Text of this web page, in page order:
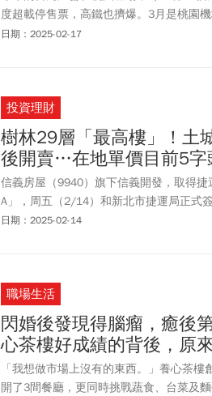
度超載停售票，高鐵也擠爆。3月是桃園
價也被帶動。台灣房屋集團根據內政部實
日期：2025-02-17
投資理財
樹林29層「最高樓」！土
後開賣…在地單價目前5字
信義房屋（9940）旗下信義開發，取得
A」，周五（2/14）和新北市捷運局正式
下5層，總樓板面積約6300坪的
因開案後的市況而決定。目前樹林大廈一
日期：2025-02-14
職場生活
閃婚後發現得腦瘤，癒後
心茶樓好成績的背後，原
「我想做市場上沒有的東西。」養心茶
開了3間餐廳，更同時挑戰蔬食、台菜及